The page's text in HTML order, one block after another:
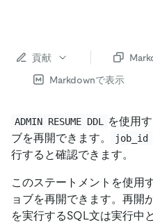
貢献
Markdownで表示
ADMIN RESUME DDL
を使用
ブを再開できます。
job_id
行すると確認できます。
このステートメントを使用
ョブを再開できます。再開
を実行するSQL文は実行中